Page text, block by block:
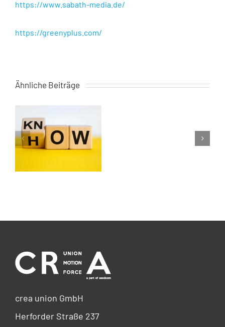
https://www.sabath-media.de/
https://greenyplus.com/
Ähnliche Beiträge
Kriminalist
crea union GmbH
Herforder Straße 237